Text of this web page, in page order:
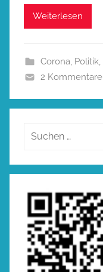
Weiterlesen
Corona Politik,
2 Kommentare
Suchen